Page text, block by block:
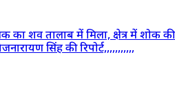
का शव तालाब में मिला, क्षेत्र में शोक की
सिंह की रिपोर्ट,,,,,,,,,,,